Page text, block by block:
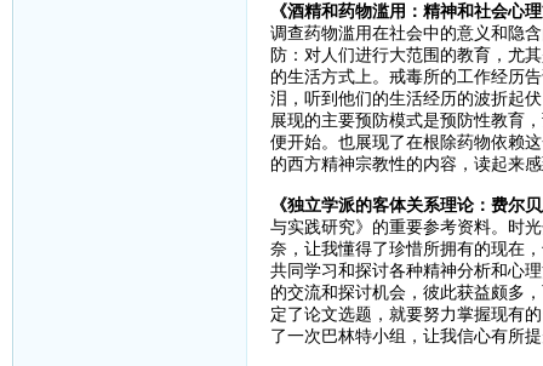
《酒精和药物滥用：精神和社会心
调查药物滥用在社会中的意义和隐
防：对人们进行大范围的教育，尤
的生活方式上。戒毒所的工作经历
泪，听到他们的生活经历的波折起
展现的主要预防模式是预防性教育
便开始。也展现了在根除药物依赖
的西方精神宗教性的内容，读起来
《独立学派的客体关系理论：费尔
与实践研究》的重要参考资料。时
奈，让我懂得了珍惜所拥有的现在
共同学习和探讨各种精神分析和心
的交流和探讨机会，彼此获益颇多
定了论文选题，就要努力掌握现有
了一次巴林特小组，让我信心有所